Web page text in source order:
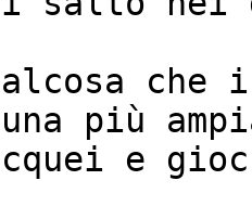
che
più
e